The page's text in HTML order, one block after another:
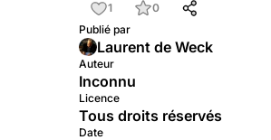
1
0
Publié par
Laurent de Weck
Auteur
Inconnu
Licence
Tous droits réservés
Date